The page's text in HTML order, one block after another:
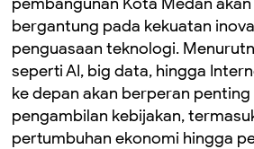
bergantung pada kekuatan
penguasaan teknologi.
seperti AI, big data, hingga
ke depan akan berperan penting
pengambilan kebijakan,
pertumbuhan ekonomi hingga